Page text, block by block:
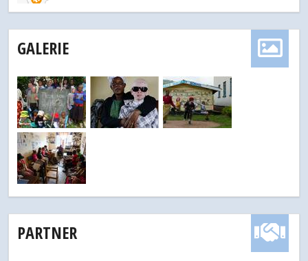
GALERIE
PARTNER